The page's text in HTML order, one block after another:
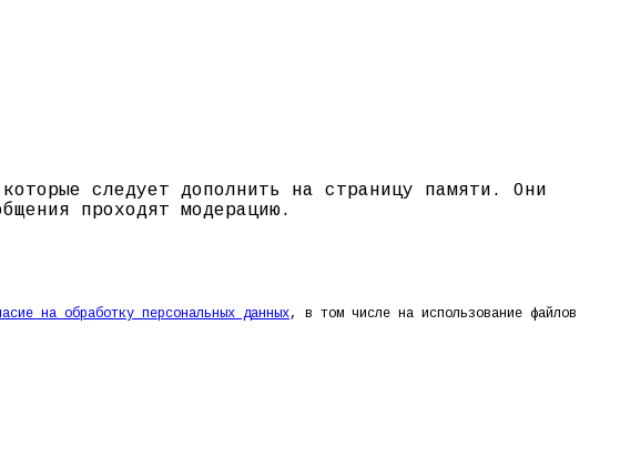
следует дополнить на страницу памяти. Они
проходят модерацию.
на обработку персональных данных, в том числе на использование файлов